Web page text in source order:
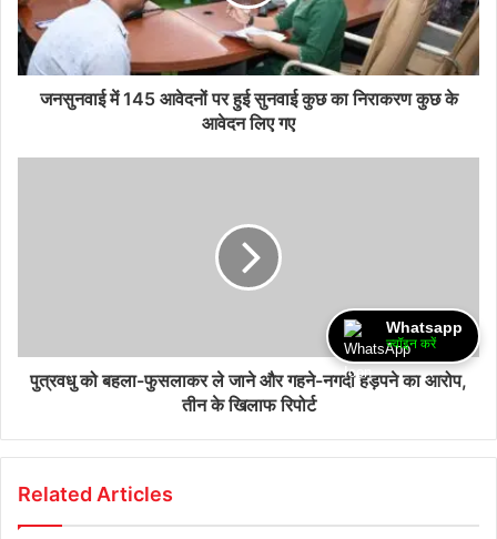
जनसुनवाई में 145 आवेदनों पर हुई सुनवाई कुछ का निराकरण कुछ के
आवेदन लिए गए
पुत्रवधु को बहला-फुसलाकर ले जाने और गहने-नगदी हड़पने का आरोप,
तीन के खिलाफ रिपोर्ट
Related Articles
Whatsapp
ज्वॉइन करें